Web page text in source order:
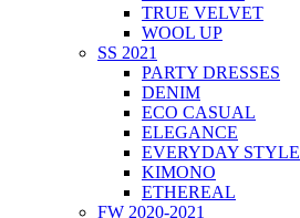
TRUE VELVET
WOOL UP
SS 2021
PARTY DRESSES
DENIM
ECO CASUAL
ELEGANCE
EVERYDAY STYLE
KIMONO
ETHEREAL
FW 2020-2021